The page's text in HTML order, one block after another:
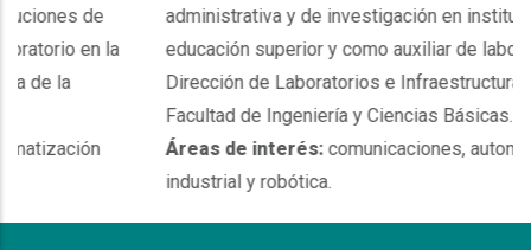
la
administrativa y de investigación en instituciones de
educación superior y como auxiliar de laboratorio en la
Dirección de Laboratorios e Infraestructura de la
Facultad de Ingeniería y Ciencias Básicas.
Áreas de interés:comunicaciones, automatización
industrial y robótica.